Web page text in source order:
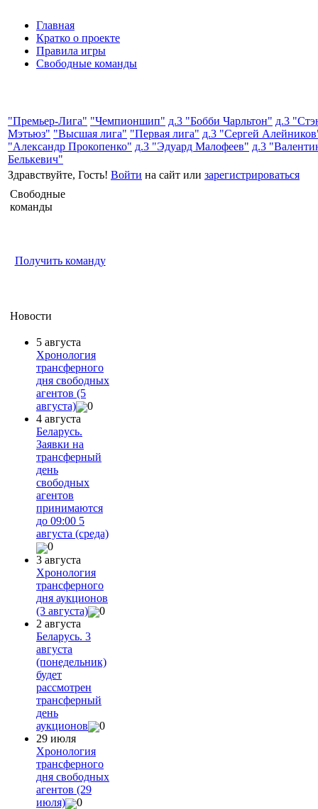
Главная
Кратко о проекте
Правила игры
Свободные команды
"Премьер-Лига" "Чемпионшип" д.3 "Бобби Чарльтон" д.3
Мэтьюз" "Высшая лига" "Первая лига" д.3 "Сергей
"Александр Прокопенко" д.3 "Эдуард Малофеев" д.3
Белькевич"
Здравствуйте, Гость! Войти на сайт или зарегистрироваться
Свободные
команды
Получить команду
Новости
5 августа
Хронология
трансферного
дня свободных
агентов (5
августа)
0
4 августа
Беларусь.
Заявки на
трансферный
день
свободных
агентов
принимаются
до 09:00 5
августа (среда)
0
3 августа
Хронология
трансферного
дня аукционов
(3 августа)
0
2 августа
Беларусь. 3
августа
(понедельник)
будет
рассмотрен
трансферный
день
аукционов
0
29 июля
Хронология
трансферного
дня свободных
агентов (29
июля)
0